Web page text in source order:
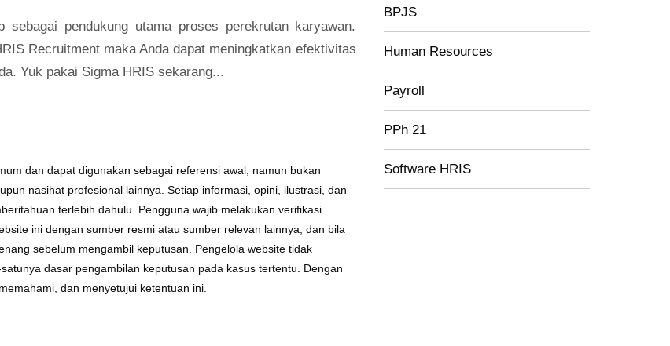
pendukung utama proses perekrutan karyawan.
Recruitment maka Anda dapat meningkatkan efektivitas
Yuk pakai Sigma HRIS sekarang...
dan dapat digunakan sebagai referensi awal, namun bukan
nasihat profesional lainnya. Setiap informasi, opini, ilustrasi, dan
terlebih dahulu. Pengguna wajib melakukan verifikasi
ini dengan sumber resmi atau sumber relevan lainnya, dan bila
sebelum mengambil keputusan. Pengelola website tidak
dasar pengambilan keputusan pada kasus tertentu. Dengan
dan menyetujui ketentuan ini.
BPJS
Human Resources
Payroll
PPh 21
Software HRIS